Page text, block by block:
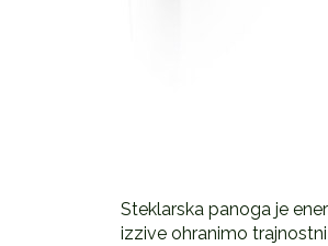
Steklarska panoga je
izzive ohranimo